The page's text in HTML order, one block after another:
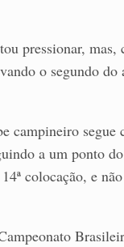
pressionar,
o segundo
campineiro segue
a um ponto
colocação, e